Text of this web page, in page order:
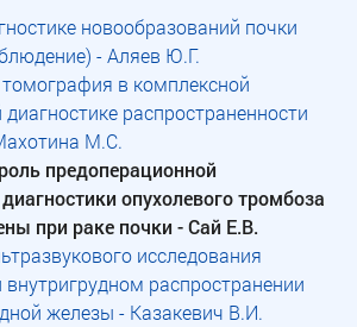
новообразований почки
- Аляев Ю.Г.
в комплексной
распространенности
М.С.
предоперационной
опухолевого тромбоза
при раке почки - Сай Е.В.
исследования
внутригрудном распространении
железы - Казакевич В.И.